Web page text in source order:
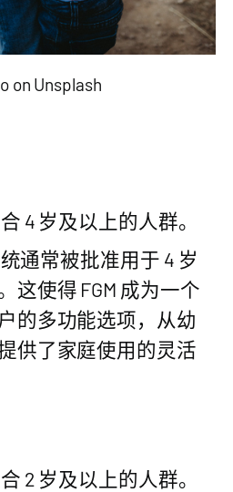
on Unsplash
4 岁及以上的人群。
统通常被批准用于 4 岁
这使得 FGM 成为一个
的多功能选项，从幼
供了家庭使用的灵活
2 岁及以上的人群。